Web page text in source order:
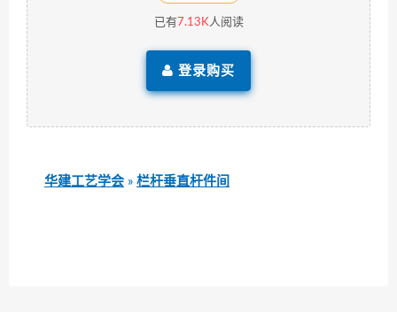
已有7.13K人阅读
登录购买
华建工艺学会 » 栏杆垂直杆件间